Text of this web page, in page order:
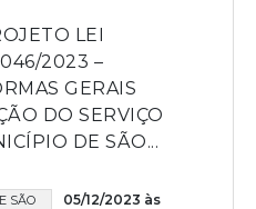
LEI
2023 –
GERAIS
DO SERVIÇO
DE SÃO...
SÃO
05/12/2023 às